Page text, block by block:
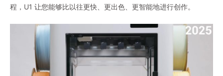
程，U1 让您能够比以往更快、更出色、更智能地进行创作。